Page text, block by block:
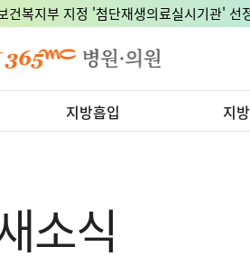
건복지부 지정 '첨단재생의료실시기관' 선
지방흡입 지
소식